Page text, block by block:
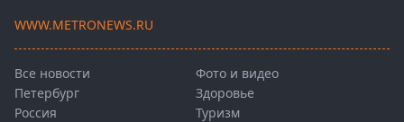
WWW.METRONEWS.RU
Все новости
Петербург
Россия
Фото и видео
Здоровье
Туризм